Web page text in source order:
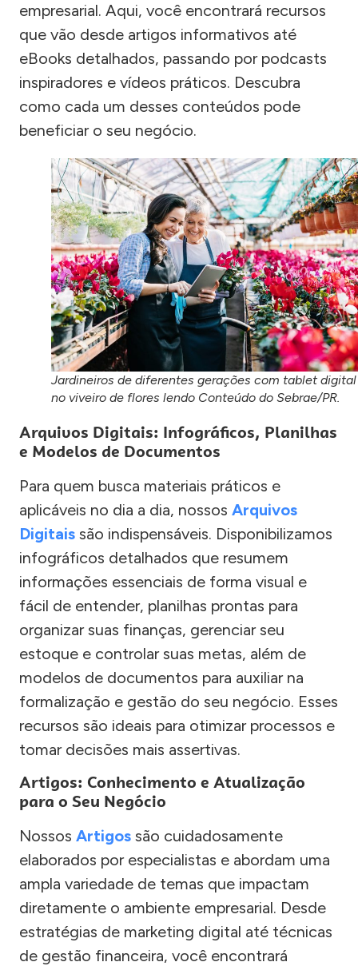
empresarial. Aqui, você encontrará recursos
que vão desde artigos informativos até
eBooks detalhados, passando por podcasts
inspiradores e vídeos práticos. Descubra
como cada um desses conteúdos pode
beneficiar o seu negócio.
Jardineiros de diferentes gerações com tablet digital
no viveiro de flores lendo Conteúdo do Sebrae/PR.
Arquivos Digitais: Infográficos, Planilhas
e Modelos de Documentos
Para quem busca materiais práticos e
aplicáveis no dia a dia, nossos Arquivos
Digitais são indispensáveis. Disponibilizamos
infográficos detalhados que resumem
informações essenciais de forma visual e
fácil de entender, planilhas prontas para
organizar suas finanças, gerenciar seu
estoque e controlar suas metas, além de
modelos de documentos para auxiliar na
formalização e gestão do seu negócio. Esses
recursos são ideais para otimizar processos e
tomar decisões mais assertivas.
Artigos: Conhecimento e Atualização
para o Seu Negócio
Nossos Artigos são cuidadosamente
elaborados por especialistas e abordam uma
ampla variedade de temas que impactam
diretamente o ambiente empresarial. Desde
estratégias de marketing digital até técnicas
de gestão financeira, você encontrará